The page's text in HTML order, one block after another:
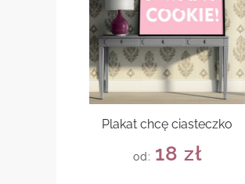
Plakat chcę ciasteczko
od: 18 zł